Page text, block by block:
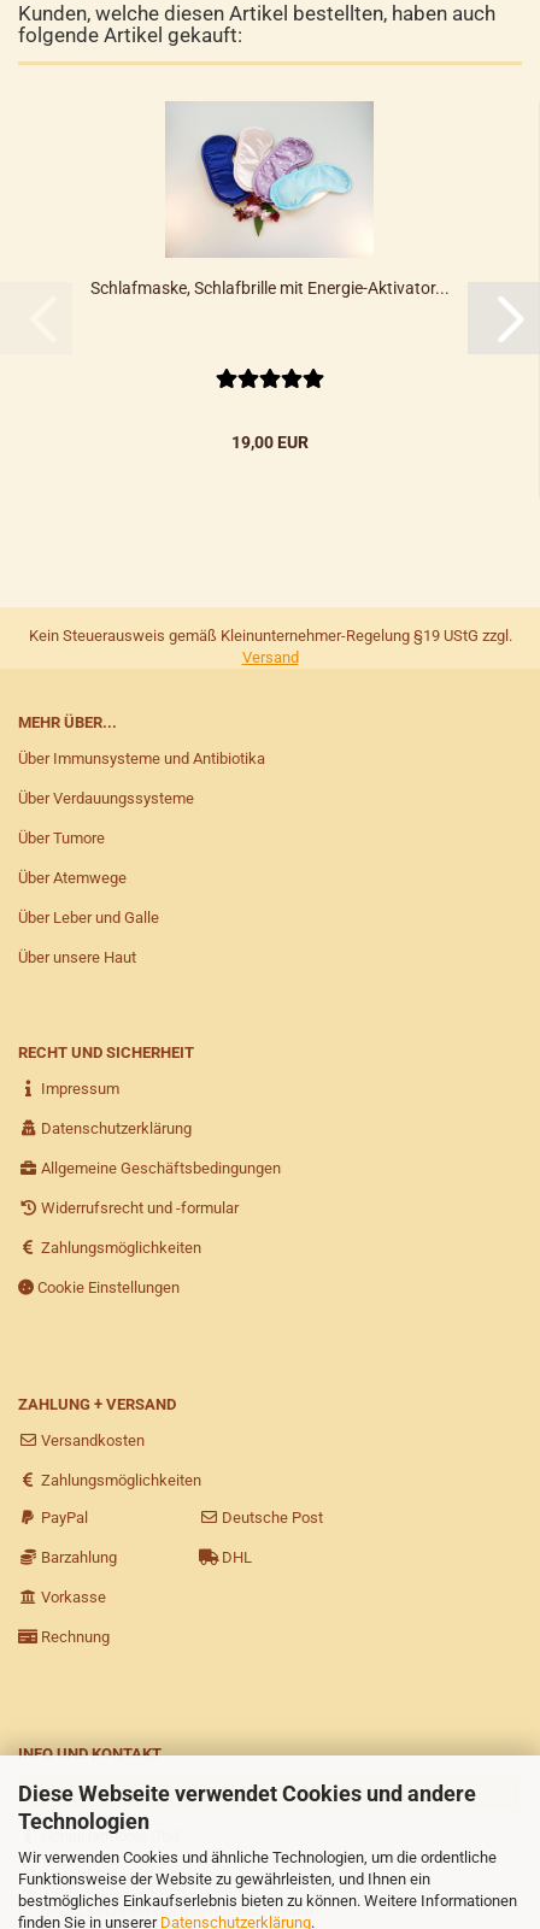
Diese Webseite verwendet Cookies und andere
Technologien
Wir verwenden Cookies und ähnliche Technologien, um die ordentliche
Funktionsweise der Website zu gewährleisten, und Ihnen ein
bestmögliches Einkaufserlebnis bieten zu können. Weitere Informationen
finden Sie in unserer Datenschutzerklärung.
Kunden, welche diesen Artikel bestellten, haben auch
folgende Artikel gekauft:
Schlafmaske, Schlafbrille mit Energie-Aktivator...
19,00 EUR
Kein Steuerausweis gemäß Kleinunternehmer-Regelung §19 UStG zzgl.
Versand
MEHR ÜBER...
Über Immunsysteme und Antibiotika
Über Verdauungssysteme
Über Tumore
Über Atemwege
Über Leber und Galle
Über unsere Haut
RECHT UND SICHERHEIT
Impressum
Datenschutzerklärung
Allgemeine Geschäftsbedingungen
Widerrufsrecht und -formular
Zahlungsmöglichkeiten
Cookie Einstellungen
ZAHLUNG + VERSAND
Versandkosten
Zahlungsmöglichkeiten
PayPal
Barzahlung
Vorkasse
Rechnung
Deutsche Post
DHL
INFO UND KONTAKT
VERTRAG WIDERRUFEN
HonigHarmonie GbR
Dr.-Carl-Glaser-Str. 2b
67292 Kirchheimbolanden (Deutschland)